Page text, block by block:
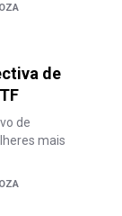
de
de
mais